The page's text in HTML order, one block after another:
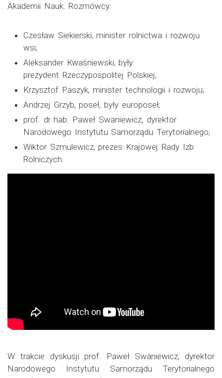
Akademii Nauk. Rozmówcy:
Czesław Siekierski, minister rolnictwa i rozwoju
wsi;
Aleksander Kwaśniewski, były
prezydent Rzeczypospolitej Polskiej;
Krzysztof Paszyk, minister technologii i rozwoju;
Andrzej Grzyb, poseł, były europoseł;
prof. dr hab. Paweł Swaniewicz, dyrektor
Narodowego Instytutu Samorządu Terytorialnego;
Wiktor Szmulewicz, prezes Krajowej Rady Izb
Rolniczych.
W trakcie dyskusji prof. Paweł Swaniewicz, dyrektor
Narodowego Instytutu Samorządu Terytorialnego